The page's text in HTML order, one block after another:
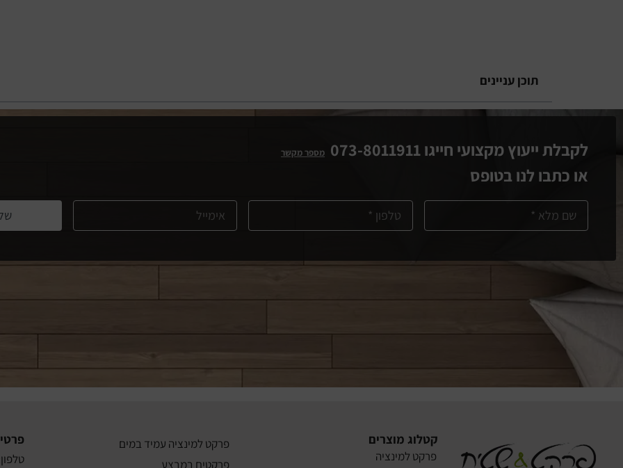
תוכן עניינים
לקבלת ייעוץ מקצועי חייגו 073-8011911 מספר מקשר
או כתבו לנו בטופס
קטלוג מוצרים
פרקט למינציה
פרקט למינציה עמיד במים
פרקטים במבצע
טלפון: 073-